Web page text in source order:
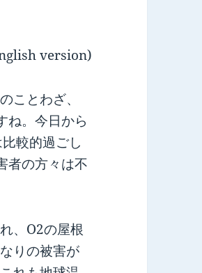
version)
ことわざ、
ね。今日から
較的過ごし
者の方々は不
、O2の屋根
りの被害が